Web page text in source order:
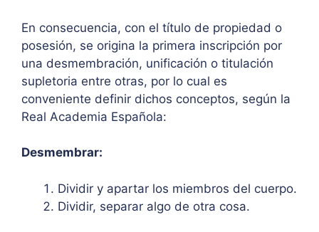
En consecuencia, con el título de propiedad o
posesión, se origina la primera inscripción por
una desmembración, unificación o titulación
supletoria entre otras, por lo cual es
conveniente definir dichos conceptos, según la
Real Academia Española:
Desmembrar:
Dividir y apartar los miembros del cuerpo.
Dividir, separar algo de otra cosa.